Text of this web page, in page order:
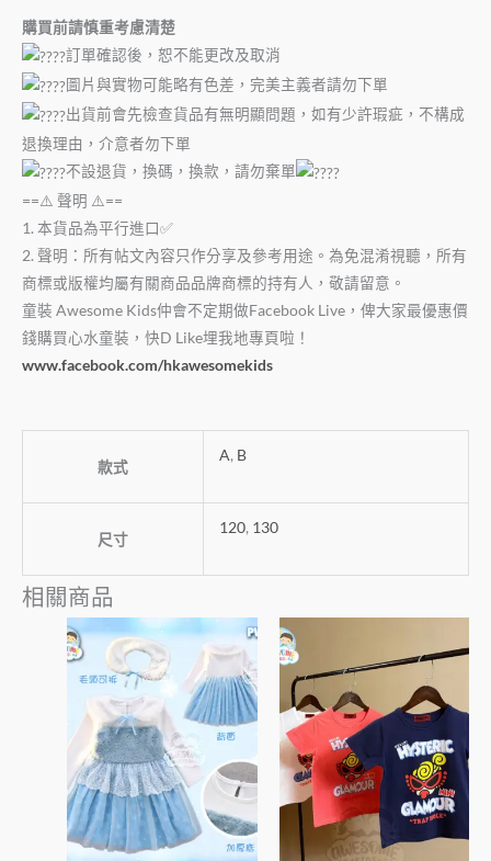
購買前請慎重考慮清楚
訂單確認後，恕不能更改及取消
圖片與實物可能略有色差，完美主義者請勿下單
出貨前會先檢查貨品有無明顯問題，如有少許瑕疵，不構成
退換理由，介意者勿下單
不設退貨，換碼，換款，請勿棄單
==⚠️ 聲明 ⚠️==
1. 本貨品為平行進口✅
2. 聲明：所有帖文內容只作分享及參考用途。為免混淆視聽，所有
商標或版權均屬有關商品品牌商標的持有人，敬請留意。
童裝 Awesome Kids仲會不定期做Facebook Live，俾大家最優惠價
錢購買心水童裝，快D Like埋我地專頁啦！
www.facebook.com/hkawesomekids
款式
A, B
尺寸
120, 130
相關商品
產
品
有
多
種
款
式。
可
產
品
有
多
種
款
式。